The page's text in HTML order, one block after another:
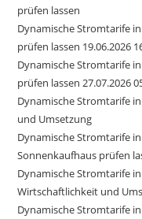
prüfen lassen
Dynamische Stromtarife
prüfen lassen 19.06.2026
Dynamische Stromtarife
prüfen lassen 27.07.2026
Dynamische Stromtarife
und Umsetzung
Dynamische Stromtarife
Sonnenkaufhaus prüfen
Dynamische Stromtarife
Wirtschaftlichkeit und
Dynamische Stromtarife